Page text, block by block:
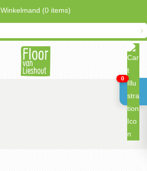
Winkelmand (0 items)
0